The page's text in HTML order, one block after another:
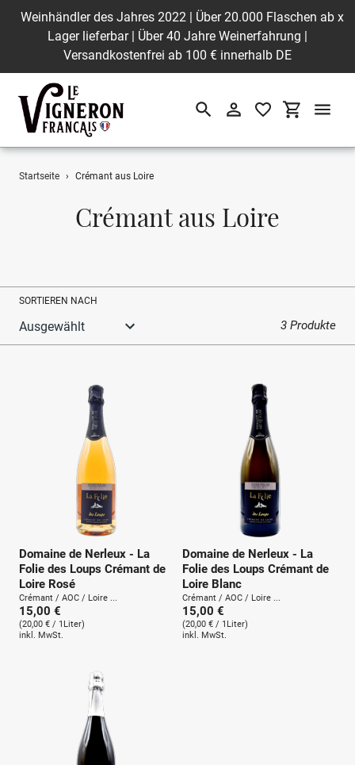
Direkt
Weinhändler des Jahres 2022 | Über 20.000 Flaschen ab
Lager lieferbar | Über 40 Jahre Weinerfahrung |
Versandkostenfrei ab 100 € innerhalb DE
x
SuchenEinloggen
Startseite › Crémant aus Loire
S
m
l
n
g
:
Crémant aus Loire
SORTIEREN NACH
3 Produkte
Domaine de Nerleux - La
Folie des Loups Crémant de
Loire Rosé
Crémant / AOC / Loire ...
15,00 €
(20,00 € / 1Liter)
inkl. MwSt.
Domaine de Nerleux - La
Folie des Loups Crémant de
Loire Blanc
Crémant / AOC / Loire ...
15,00 €
(20,00 € / 1Liter)
inkl. MwSt.